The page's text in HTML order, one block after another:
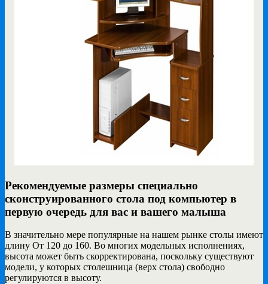
Рекомендуемые размеры специально
сконструированного стола под компьютер в
первую очередь для вас и вашего малыша
В значительно мере популярные на нашем рынке столы имеют
длину От 120 до 160. Во многих модельных исполнениях,
высота может быть скорректирована, поскольку существуют
модели, у которых столешница (верх стола) свободно
регулируются в высоту.